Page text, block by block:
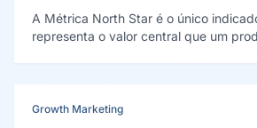
A Métrica North Star é o único
representa o valor central que um
Growth Marketing